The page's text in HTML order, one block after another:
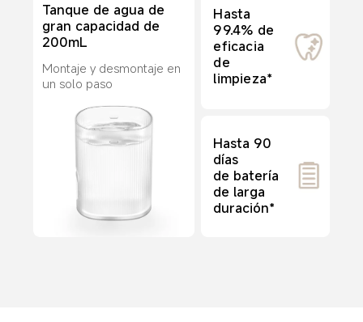
Tanque de agua de
gran capacidad de
200mL
Montaje y desmontaje en
un solo paso
Hasta
99.4% de
eficacia
de
limpieza*
Hasta 90
días
de batería
de larga
duración*